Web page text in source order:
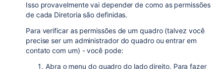
Isso provavelmente vai depender de como as permissões
de cada Diretoria são definidas.
Para verificar as permissões de um quadro (talvez você
precise ser um administrador do quadro ou entrar em
contato com um) - você pode:
Abra o menu do quadro do lado direito. Para fazer